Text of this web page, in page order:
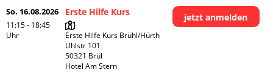
So. 16.08.2026
11:15 - 18:45
Uhr
Erste Hilfe Kurs
Erste Hilfe Kurs Brühl/Hürth
Uhlstr 101
50321 Brül
Hotel Am Stern
jetzt anmelden